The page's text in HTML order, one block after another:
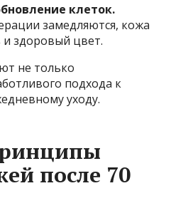
клеток.
замедляются, кожа
и здоровый цвет.
не только
подхода к
уходу.
после 70